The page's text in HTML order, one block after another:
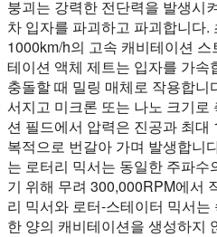
붕괴는 강력한 전단력을 발생시
차 입자를 파괴하고 파괴합니다.
1000km/h의 고속 캐비테이션
테이션 액체 제트는 입자를 가속
충돌할 때 밀링 매체로 작용합니
서지고 미크론 또는 나노 크기로
션 필드에서 압력은 진공과 최
복적으로 번갈아 가며 발생합니
는 로터리 믹서는 동일한 주파
기 위해 무려 300,000RPM에서
리 믹서와 로터-스테이터 믹서
한 양의 캐비테이션을 생성하지